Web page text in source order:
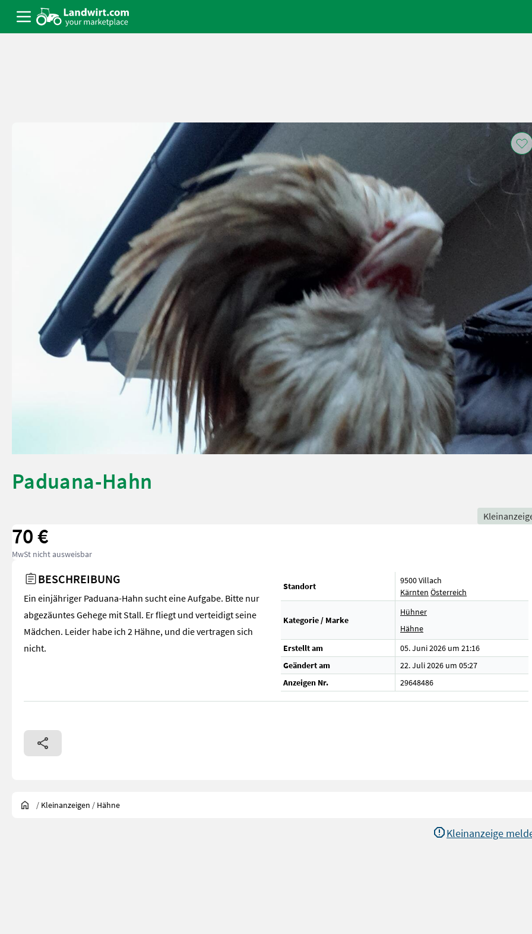
Paduana-Hahn
70 €
MwSt nicht ausweisbar
BESCHREIBUNG
Ein einjähriger Paduana-Hahn sucht eine Aufgabe. Bitte nur
abgezäuntes Gehege mit Stall. Er fliegt und verteidigt seine
Mädchen. Leider habe ich 2 Hähne, und die vertragen sich
nicht.
Standort
9500 Villach
Kärnten Österreich
Kategorie / Marke
Hühner
Hähne
Erstellt am
05. Juni 2026 um 21:16
Geändert am
22. Juli 2026 um 05:27
Anzeigen Nr.
29648486
/ Kleinanzeigen / Hähne
Kleinanzeige